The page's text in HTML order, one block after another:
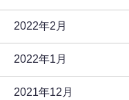
2022年2月
2022年1月
2021年12月